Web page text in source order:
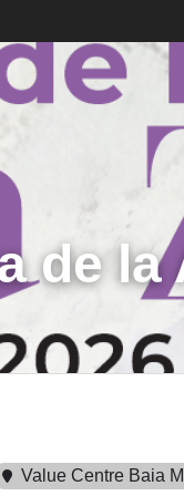
de la
Value Centre Baia